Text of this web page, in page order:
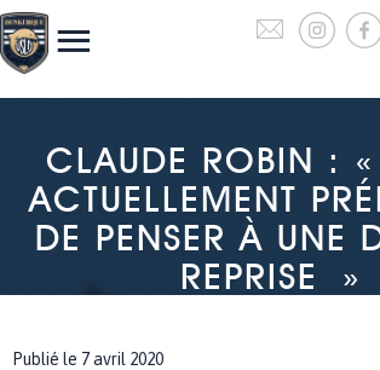
CLAUDE ROBIN :
ACTUELLEMENT
DE PENSER À UNE
REPRISE »
Publié le 7 avril 2020